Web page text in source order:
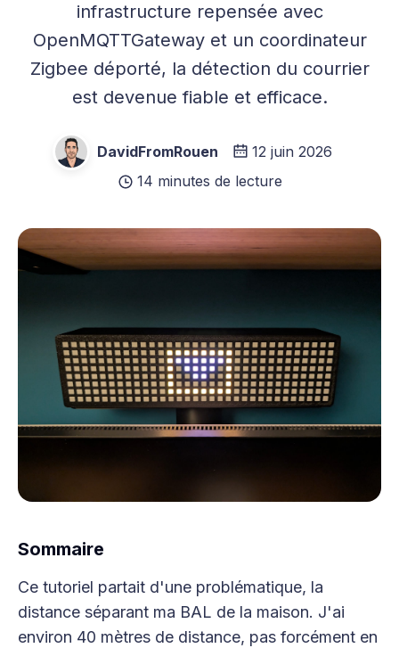
infrastructure repensée avec
OpenMQTTGateway et un coordinateur
Zigbee déporté, la détection du courrier
est devenue fiable et efficace.
DavidFromRouen
12 juin 2026
14 minutes de lecture
Sommaire
Ce tutoriel partait d'une problématique, la
distance séparant ma BAL de la maison. J'ai
environ 40 mètres de distance, pas forcément en